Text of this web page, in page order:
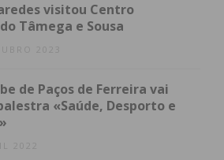
visitou Centro
Tâmega e Sousa
2023
de Paços de Ferreira vai
«Saúde, Desporto e
2022